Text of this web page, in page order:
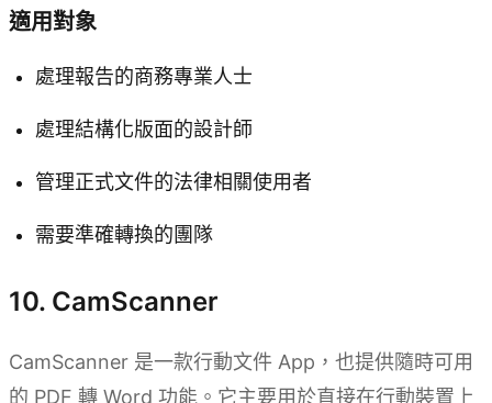
適用對象
處理報告的商務專業人士
處理結構化版面的設計師
管理正式文件的法律相關使用者
需要準確轉換的團隊
10. CamScanner
CamScanner 是一款行動文件 App，也提供隨時可用
的 PDF 轉 Word 功能。它主要用於直接在行動裝置上